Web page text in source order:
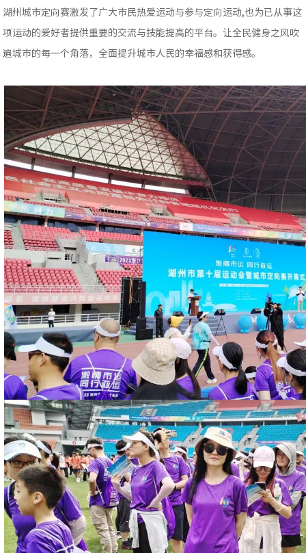
湖州城市定向赛激发了广大市民热爱运动与参与定向运动,也为已从事这
项运动的爱好者提供重要的交流与技能提高的平台。让全民健身之风吹
遍城市的每一个角落，全面提升城市人民的幸福感和获得感。